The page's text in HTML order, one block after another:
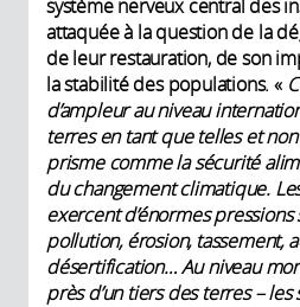
système nerveux central des
attaquée à la question de la
de leur restauration, de son
la stabilité des populations. «
d’ampleur au niveau
terres en tant que telles et
prisme comme la sécurité
du changement climatique.
exercent d’énormes pressions
pollution, érosion, tassement,
désertification… Au niveau
près d’un tiers des terres –